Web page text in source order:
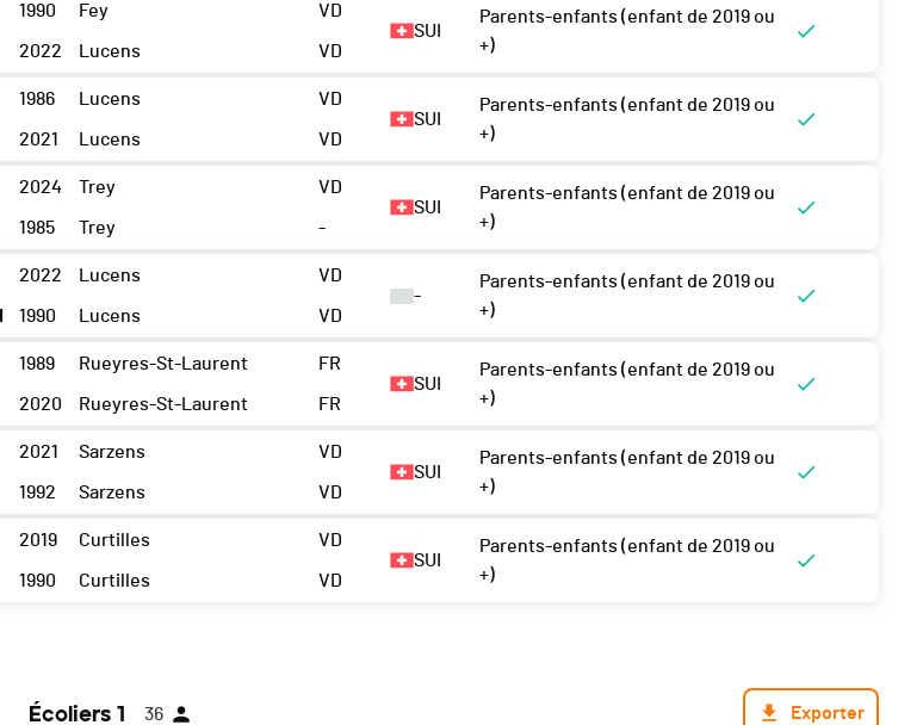
1990
2022
Fey
Lucens
VD
VD
SUI
Parents-enfants (enfant de 2019 ou
+)
1986
2021
Lucens
Lucens
VD
VD
SUI
Parents-enfants (enfant de 2019 ou
+)
2024
1985
Trey
Trey
VD
-
SUI
Parents-enfants (enfant de 2019 ou
+)
2022
1990
Lucens
Lucens
VD
VD
-
Parents-enfants (enfant de 2019 ou
+)
1989
2020
Rueyres-St-Laurent
Rueyres-St-Laurent
FR
FR
SUI
Parents-enfants (enfant de 2019 ou
+)
2021
1992
Sarzens
Sarzens
VD
VD
SUI
Parents-enfants (enfant de 2019 ou
+)
2019
1990
Curtilles
Curtilles
VD
VD
SUI
Parents-enfants (enfant de 2019 ou
+)
Écoliers 1 36 Exporter